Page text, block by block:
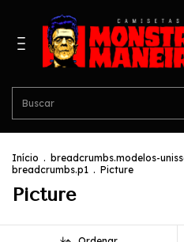
Início . breadcrumbs.modelos-
breadcrumbs.p1 . Picture
Picture